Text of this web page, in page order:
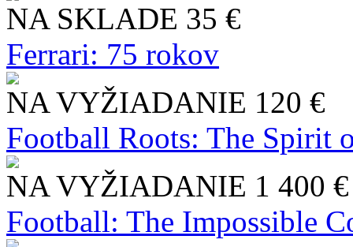
NA SKLADE 35 €
Ferrari: 75 rokov
NA VYŽIADANIE 120 €
Football Roots: The Spirit
NA VYŽIADANIE 1 400 €
Football: The Impossible